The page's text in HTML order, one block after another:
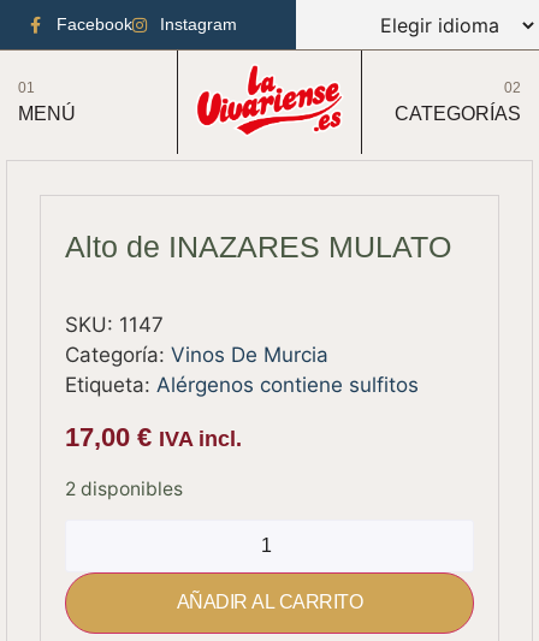
Facebook Instagram
01
MENÚ
02
CATEGORÍAS
Alto de INAZARES MULATO
SKU: 1147
Categoría:Vinos De Murcia
Etiqueta: Alérgenos contiene sulfitos
17,00€ IVA incl.
2 disponibles
AÑADIR AL CARRITO